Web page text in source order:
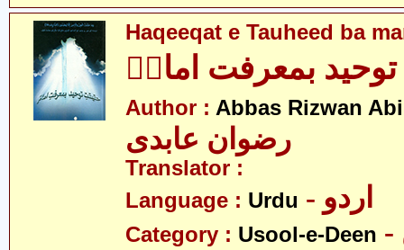
Haqeeqat e Tauheed ba
بمعرفت امامؑ
Author : Abbas Rizwan
رضوان عابدی
Translator :
Language : Urdu - اردو
Category : Usool-e-Deen